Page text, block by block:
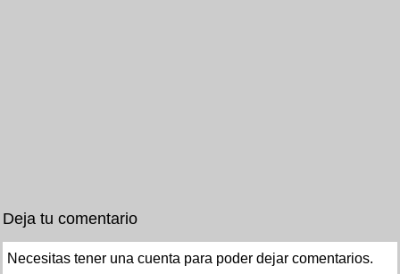
Deja tu comentario
Necesitas tener una cuenta para poder dejar comentarios.